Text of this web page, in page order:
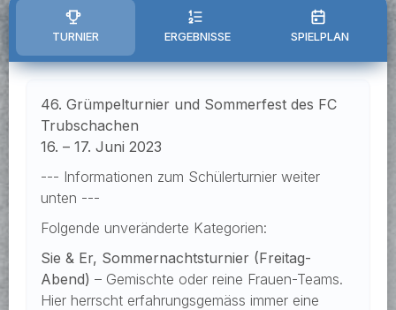
TURNIER ERGEBNISSE SPIELPLAN
46. Grümpelturnier und Sommerfest des FC
Trubschachen
16. – 17. Juni 2023
--- Informationen zum Schülerturnier weiter
unten ---
Folgende unveränderte Kategorien:
Sie & Er, Sommernachtsturnier (Freitag-
Abend) – Gemischte oder reine Frauen-Teams.
Hier herrscht erfahrungsgemäss immer eine